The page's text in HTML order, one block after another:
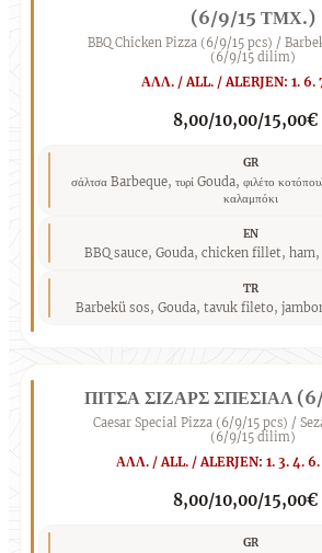
(6/9/15 ΤΜΧ.)
BBQ Chicken Pizza (6/9/15 pcs) /
(6/9/15 dilim)
ΑΛΛ. / ALL. / ALERJEN: 1. 6.
8,00/10,00/15,00€
GR
σάλτσα Barbeque, τυρί Gouda, φιλέτο
καλαμπόκι
EN
BBQ sauce, Gouda, chicken fillet, ham,
TR
Barbekü sos, Gouda, tavuk fileto,
ΠΙΤΣΑ ΣΙΖΑΡΣ ΣΠΕΣΙΑΛ
Caesar Special Pizza (6/9/15 pcs) /
(6/9/15 dilim)
ΑΛΛ. / ALL. / ALERJEN: 1. 3. 4. 6.
8,00/10,00/15,00€
GR